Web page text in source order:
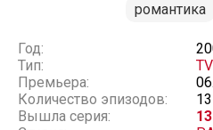
романтика
Год:
Тип:
Премьера:
Количество эпизодов:
13
Вышла серия:
13